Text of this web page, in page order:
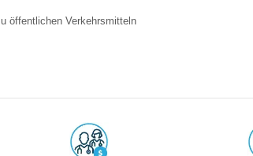
öffentlichen Verkehrsmitteln